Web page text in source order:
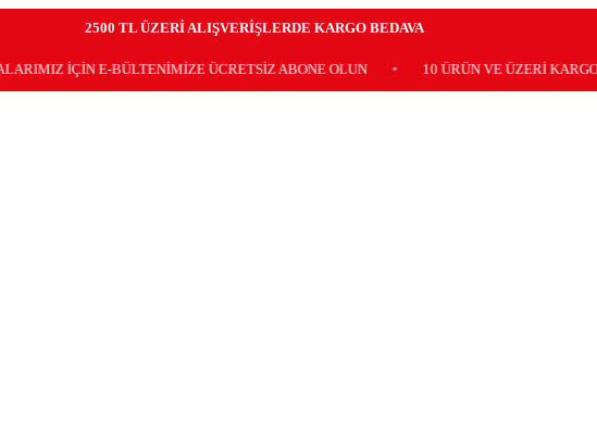
2500 TL ÜZERİ ALIŞVERİŞLERDE KARGO BEDAVA
E-BÜLTENİMİZE ÜCRETSİZ ABONE OLUN • 10 ÜRÜN VE ÜZERİ KARGO BEDAVA